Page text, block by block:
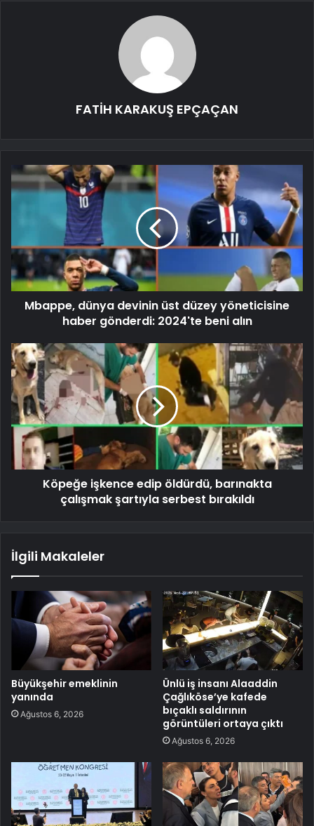
FATİH KARAKUŞ EPÇAÇAN
Mbappe, dünya devinin üst düzey yöneticisine
haber gönderdi: 2024'te beni alın
Köpeğe işkence edip öldürdü, barınakta
çalışmak şartıyla serbest bırakıldı
İlgili Makaleler
Büyükşehir emeklinin
yanında
Ağustos 6, 2026
Ünlü iş insanı Alaaddin
Çağlıköse’ye kafede
bıçaklı saldırının
görüntüleri ortaya çıktı
Ağustos 6, 2026